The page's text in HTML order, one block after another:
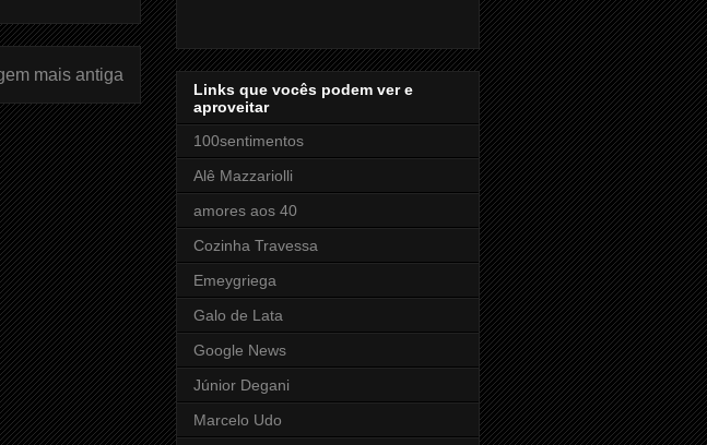
mais antiga
Links que vocês podem ver e
aproveitar
100sentimentos
Alê Mazzariolli
amores aos 40
Cozinha Travessa
Emeygriega
Galo de Lata
Google News
Júnior Degani
Marcelo Udo